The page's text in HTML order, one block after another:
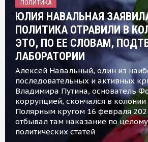
ПОЛИТИКА
ЮЛИЯ НАВАЛЬНАЯ
ПОЛИТИКА ОТРАВИЛИ В
ЭТО, ПО ЕЕ СЛОВАМ,
ЛАБОРАТОРИИ
Алексей Навальный, один из
последовательных и активных
Владимира Путина, основатель
коррупцией, скончался в
Полярным кругом 16 февраля
отбывал там наказание по
политических статей